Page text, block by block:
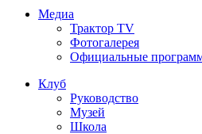
Медиа
Трактор TV
Фотогалерея
Официальные
Клуб
Руководство
Музей
Школа